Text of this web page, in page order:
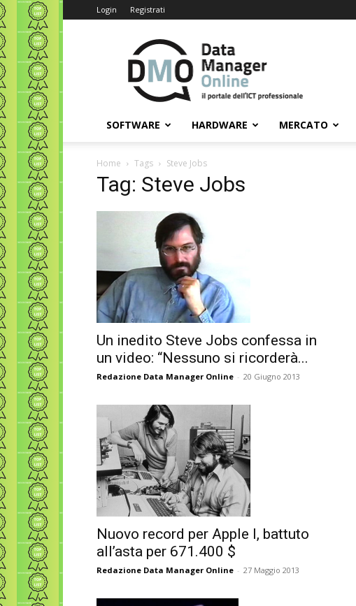
Login Registrati
Data
Manager
Online
SOFTWARE HARDWARE MERCATO
Home Tags Steve Jobs
Tag: Steve Jobs
Un inedito Steve Jobs confessa in
un video: “Nessuno si ricorderà...
Redazione Data Manager Online - 20 Giugno 2013
Nuovo record per Apple I, battuto
all’asta per 671.400 $
Redazione Data Manager Online - 27 Maggio 2013